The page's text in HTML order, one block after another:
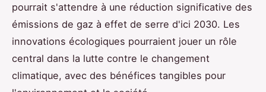
pourrait s'attendre à une réduction significative des
émissions de gaz à effet de serre d'ici 2030. Les
innovations écologiques pourraient jouer un rôle
central dans la lutte contre le changement
climatique, avec des bénéfices tangibles pour